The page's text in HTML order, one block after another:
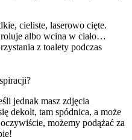
cieliste, laserowo cięte.
roluje albo wcina w ciało…
z toalety podczas
jednak masz zdjęcia
dekolt, tam spódnica, a może
możemy podążać za